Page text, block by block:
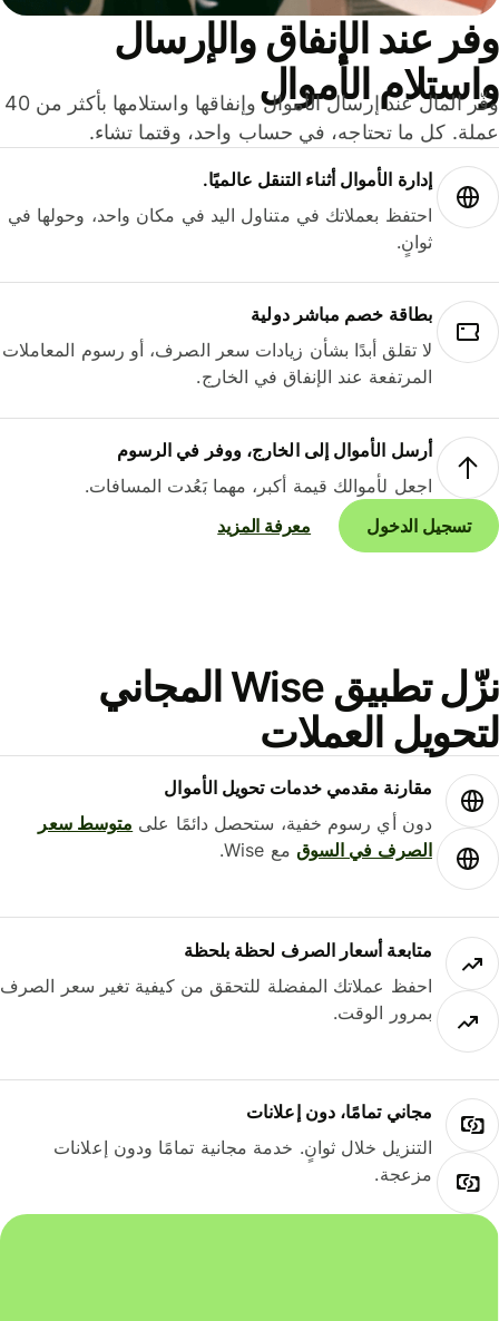
عند الإنفاق والإرسال
الأموال
وفّر المال عند إرسال الأموال وإنفاقها واستلامها بأكثر من 40
كل ما تحتاجه، في حساب واحد، وقتما تشاء.
إدارة الأموال أثناء التنقل عالميًا.
احتفظ بعملاتك في متناول اليد في مكان واحد، وحولها في
ثوانٍ.
بطاقة خصم مباشر دولية
لا تقلق أبدًا بشأن زيادات سعر الصرف، أو رسوم المعاملات
المرتفعة عند الإنفاق في الخارج.
أرسل الأموال إلى الخارج، ووفر في الرسوم
اجعل لأموالك قيمة أكبر، مهما بَعُدت المسافات.
تسجيل الدخول
معرفة المزيد
نزّل تطبيق Wise المجاني
العملات
مقارنة مقدمي خدمات تحويل الأموال
دون أي رسوم خفية، ستحصل دائمًا علىمتوسط ​​سعر
الصرف في السوقمع Wise.
متابعة أسعار الصرف لحظة بلحظة
احفظ عملاتك المفضلة للتحقق من كيفية تغير سعر الصرف
بمرور الوقت.
مجاني تمامًا، دون إعلانات
التنزيل خلال ثوانٍ. خدمة مجانية تمامًا ودون إعلانات
مزعجة.